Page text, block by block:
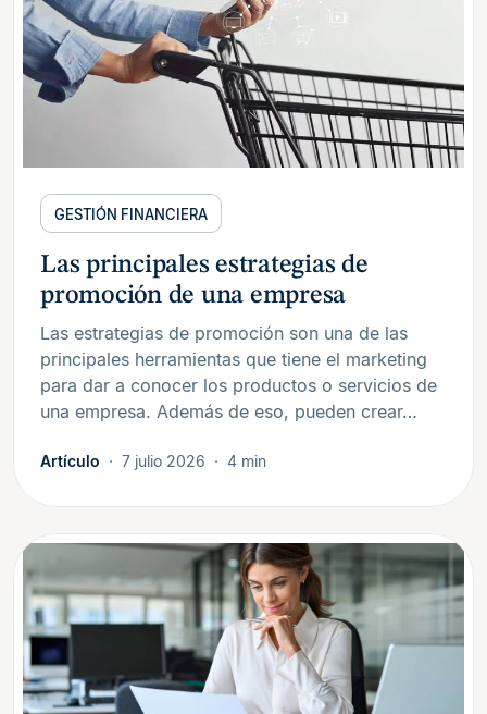
GESTIÓN FINANCIERA
Las principales estrategias de
promoción de una empresa
Las estrategias de promoción son una de las
principales herramientas que tiene el marketing
para dar a conocer los productos o servicios de
una empresa. Además de eso, pueden crear…
Artículo 7 julio 2026 4 min